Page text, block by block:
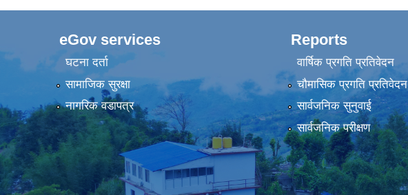
eGov services
घटना दर्ता
सामाजिक सुरक्षा
नागरिक वडापत्र
Reports
वार्षिक प्रगति प्रतिवेदन
चौमासिक प्रगति प्रतिवेदन
सार्वजनिक सुनुवाई
सार्वजनिक परीक्षण